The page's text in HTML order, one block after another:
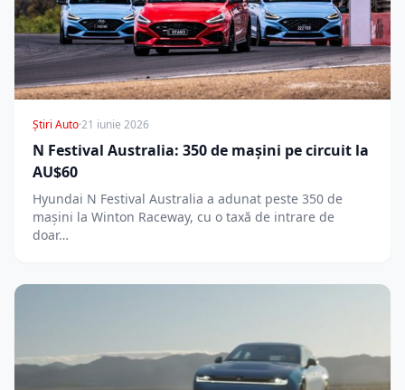
Știri Auto·21 iunie 2026
N Festival Australia: 350 de mașini pe circuit la
AU$60
Hyundai N Festival Australia a adunat peste 350 de
mașini la Winton Raceway, cu o taxă de intrare de
doar…